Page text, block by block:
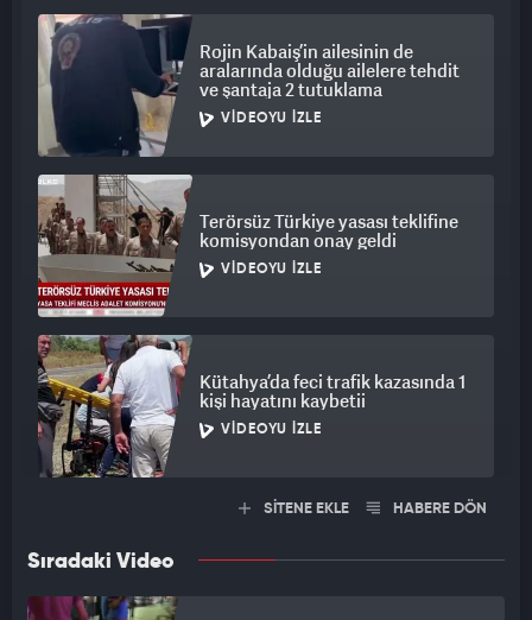
Rojin Kabaiş’in ailesinin de
aralarında olduğu ailelere tehdit
ve şantaja 2 tutuklama
VIDEOYU İZLE
Terörsüz Türkiye yasası teklifine
komisyondan onay geldi
VIDEOYU İZLE
Kütahya’da feci trafik kazasında 1
kişi hayatını kaybetii
VIDEOYU İZLE
SİTENE EKLE HABERE DÖN
Sıradaki Video